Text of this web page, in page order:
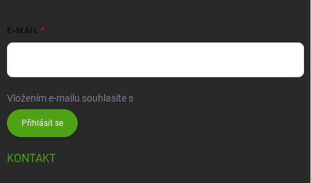
E-MAIL
Vložením e-mailu souhlasíte s
Přihlásit se
KONTAKT